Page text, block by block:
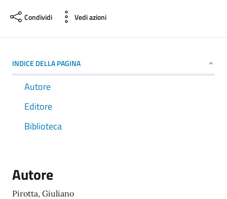
Condividi Vedi azioni
INDICE DELLA PAGINA
Autore
Editore
Biblioteca
Autore
Pirotta, Giuliano